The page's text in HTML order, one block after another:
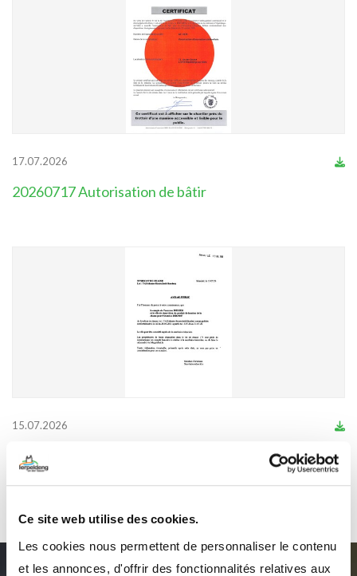
Ce site web utilise des cookies.
Les cookies nous permettent de personnaliser le contenu
et les annonces, d'offrir des fonctionnalités relatives aux
17.07.2026
20260717 Autorisation de bâtir
15.07.2026
Publications du 15 juillet 2026